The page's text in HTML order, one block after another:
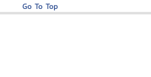
Go To Top